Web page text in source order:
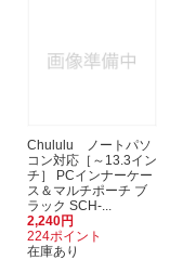
Chululu ノートパソ
コン対応［～13.3イン
チ］ PCインナーケー
ス＆マルチポーチ ブ
ラック SCH-...
2,240円
224ポイント
在庫あり